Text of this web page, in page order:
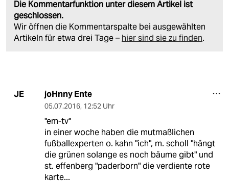
Die Kommentarfunktion unter diesem Artikel ist
geschlossen.
Wir öffnen die Kommentarspalte bei ausgewählten
Artikeln für etwa drei Tage – hier sind sie zu finden.
JE joHnny Ente
05.07.2016, 12:52 Uhr
"em-tv"
in einer woche haben die mutmaßlichen
fußballexperten o. kahn "ich", m. scholl "hängt
die grünen solange es noch bäume gibt" und
st. effenberg "paderborn" die verdiente rote
karte...